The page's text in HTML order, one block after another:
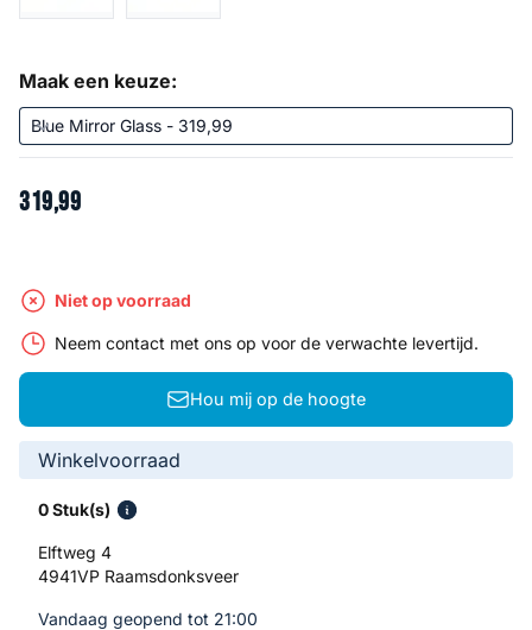
Maak een keuze:
319,99
Niet op voorraad
Neem contact met ons op voor de verwachte levertijd.
Hou mij op de hoogte
Winkelvoorraad
0 Stuk(s)
Elftweg 4
4941VP Raamsdonksveer
Vandaag geopend tot 21:00